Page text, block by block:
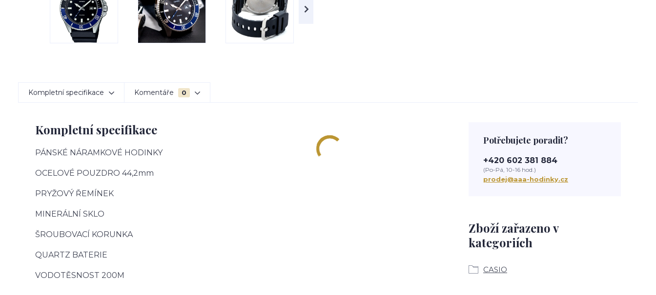
Kompletní specifikace Komentáře 0
Kompletní specifikace
PÁNSKÉ NÁRAMKOVÉ HODINKY
OCELOVÉ POUZDRO 44,2mm
PRYŽOVÝ ŘEMÍNEK
MINERÁLNÍ SKLO
ŠROUBOVACÍ KORUNKA
QUARTZ BATERIE
VODOTĚSNOST 200M
Zboží zařazeno v
kategoriích
CASIO
Potřebujete poradit?
+420 602 381 884
(Po-Pá, 10-16 hod.)
prodej@aaa-hodinky.cz